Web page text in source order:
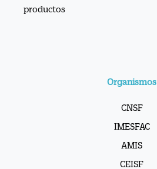
productos
Organismos
CNSF
IMESFAC
AMIS
CEISF